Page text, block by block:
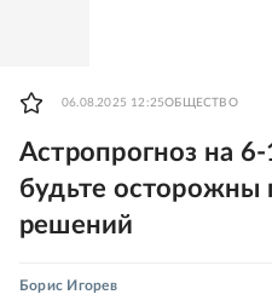
06.08.2025 12:25ОБЩЕСТВО
Астропрогноз на
будьте осторожны
решений
Борис Игорев